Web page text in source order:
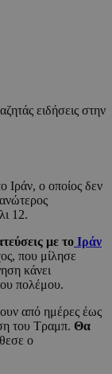
ειδήσεις στην
Ιράν, ο οποίος δεν
12.
με το Ιράν
που μίλησε
κάνει
πολέμου.
από ημέρες έως
του Τραμπ. Θα
ο